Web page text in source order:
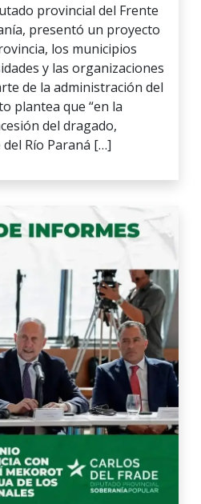
provincial del Frente
presentó un proyecto
los municipios
y las organizaciones
de la administración del
plantea que “en la
del dragado,
Río Paraná […]